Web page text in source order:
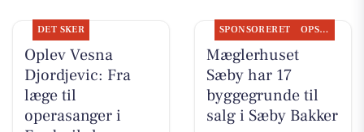
DET SKER
Oplev Vesna
Djordjevic: Fra
læge til
operasanger i
SPONSORERET OPSLAGSTAVLEN
Mæglerhuset
Sæby har 17
byggegrunde til
salg i Sæby Bakker